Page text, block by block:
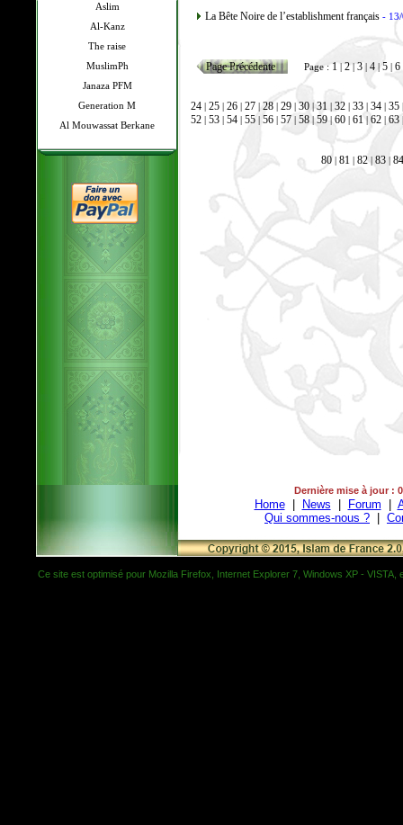
Aslim
Al-Kanz
The raise
MuslimPh
Janaza PFM
Generation M
Al Mouwassat Berkane
La Bête Noire de l’establishment français -
Page Précédente Page : 1 | 2 | 3 | 4 |5 | 6
24 | 25 | 26 | 27 | 28 | 29 | 30 |31 | 32 | 33 | 34 | 35
52 | 53 | 54 | 55 | 56 | 57 | 58 | 59 | 60 | 61 | 62 | 63
80| 81 | 82| 83| 84
Dernière mise à jour :
Home| News Forum
Qui sommes-nous ?
Ce site est optimisé pour Mozilla Firefox, Internet Explorer 7, Windows XP -